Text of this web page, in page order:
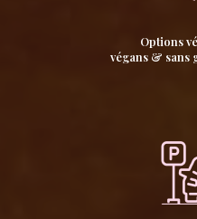
Options
végans & sans